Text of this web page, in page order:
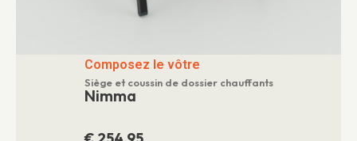
Composez le vôtre
Siège et coussin de dossier chauffants
Nimma